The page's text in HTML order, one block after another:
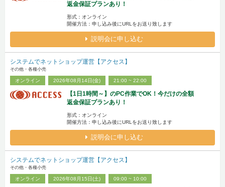
返金保証プランあり！
形式：オンライン
開催方法：申し込み後にURLをお送り致します
説明会に申し込む
システムでネットショップ運営【アクセス】
その他・各種小売
オンライン 2026年08月14日(金) 21:00 ~ 22:00
【1日1時間～】のPC作業でOK！今だけの全額
返金保証プランあり！
形式：オンライン
開催方法：申し込み後にURLをお送り致します
説明会に申し込む
システムでネットショップ運営【アクセス】
その他・各種小売
オンライン 2026年08月15日(土) 09:00 ~ 10:00